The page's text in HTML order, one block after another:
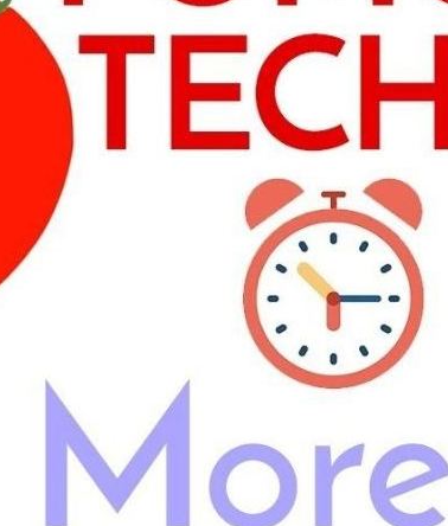
Process FMEA Control Plan Measurement
Test Result Initial Process…